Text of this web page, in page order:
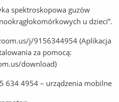
spektroskopowa guzów
u dzieci”.
j/9156344954 (Aplikacja
za pomocą:
download)
634 4954 – urządzenia mobilne